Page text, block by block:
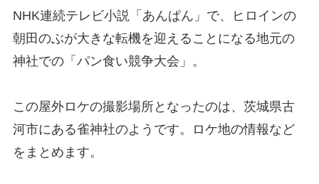
NHK連続テレビ小説「あんぱん」で、ヒロインの
朝田のぶが大きな転機を迎えることになる地元の
神社での「パン食い競争大会」。
この屋外ロケの撮影場所となったのは、茨城県古
河市にある雀神社のようです。ロケ地の情報など
をまとめます。